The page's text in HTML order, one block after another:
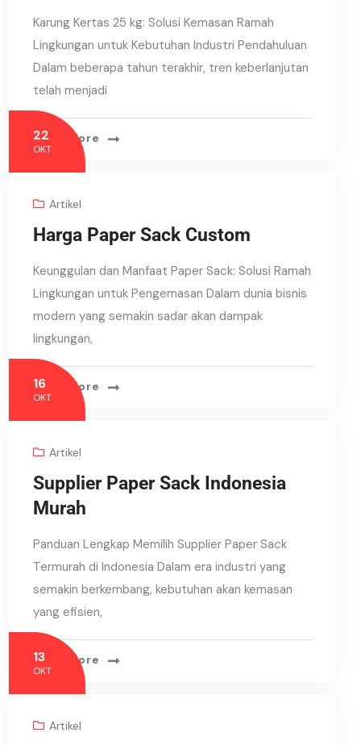
Karung Kertas 25 kg: Solusi Kemasan Ramah
Lingkungan untuk Kebutuhan Industri Pendahuluan
Dalam beberapa tahun terakhir, tren keberlanjutan
telah menjadi
Read More
22
OKT
Artikel
Harga Paper Sack Custom
Keunggulan dan Manfaat Paper Sack: Solusi Ramah
Lingkungan untuk Pengemasan Dalam dunia bisnis
modern yang semakin sadar akan dampak
lingkungan,
Read More
16
OKT
Artikel
Supplier Paper Sack Indonesia
Murah
Panduan Lengkap Memilih Supplier Paper Sack
Termurah di Indonesia Dalam era industri yang
semakin berkembang, kebutuhan akan kemasan
yang efisien,
Read More
13
OKT
Artikel